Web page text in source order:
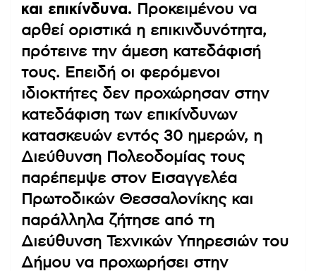
και επικίνδυνα. Προκειμένου να
αρθεί οριστικά η επικινδυνότητα,
πρότεινε την άμεση κατεδάφισή
τους. Επειδή οι φερόμενοι
ιδιοκτήτες δεν προχώρησαν στην
κατεδάφιση των επικίνδυνων
κατασκευών εντός 30 ημερών, η
Διεύθυνση Πολεοδομίας τους
παρέπεμψε στον Εισαγγελέα
Πρωτοδικών Θεσσαλονίκης και
παράλληλα ζήτησε από τη
Διεύθυνση Τεχνικών Υπηρεσιών του
Δήμου να προχωρήσει στην